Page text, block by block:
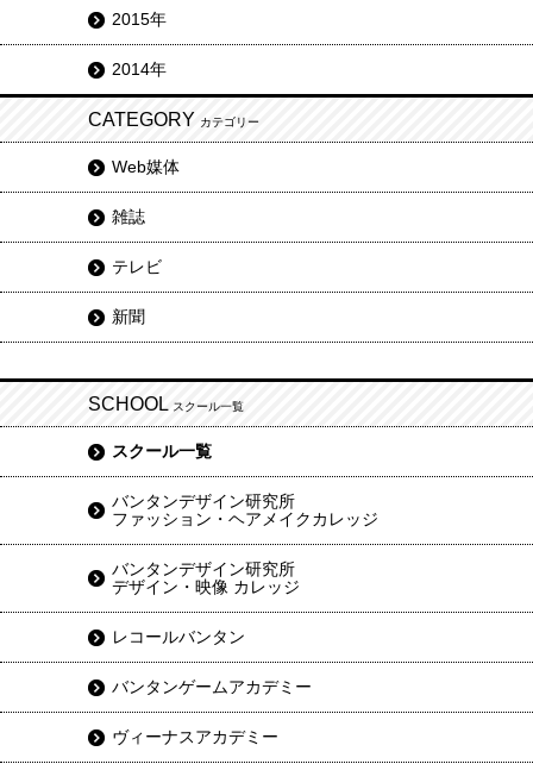
2015年
2014年
CATEGORY カテゴリー
Web媒体
雑誌
テレビ
新聞
SCHOOL スクール一覧
スクール一覧
バンタンデザイン研究所
ファッション・ヘアメイクカレッジ
バンタンデザイン研究所
デザイン・映像 カレッジ
レコールバンタン
バンタンゲームアカデミー
ヴィーナスアカデミー